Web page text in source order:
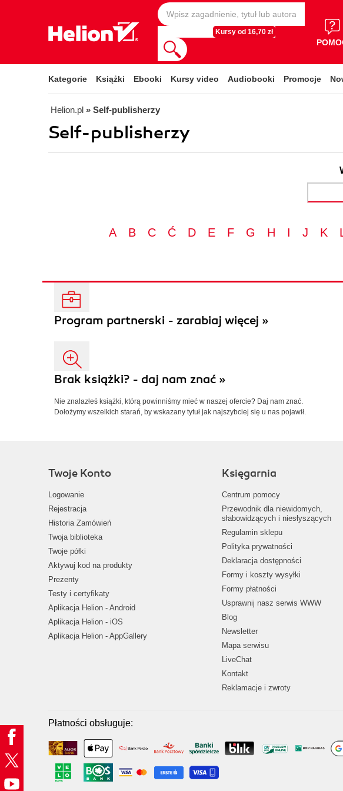
Kursy od 16,70 zł
Kategorie Książki Ebooki Kursy video Audiobooki Promocje
Helion.pl » Self-publisherzy
Self-publisherzy
A B C Ć D E F G H I J K
Program partnerski - zarabiaj więcej »
Brak książki? - daj nam znać »
Nie znalazłeś książki, którą powinniśmy mieć w naszej ofercie? Daj nam znać.
Dołożymy wszelkich starań, by wskazany tytuł jak najszybciej się u nas pojawił.
Twoje Konto
Logowanie
Rejestracja
Historia Zamówień
Twoja biblioteka
Twoje półki
Aktywuj kod na produkty
Prezenty
Testy i certyfikaty
Aplikacja Helion - Android
Aplikacja Helion - iOS
Aplikacja Helion - AppGallery
Księgarnia
Centrum pomocy
Przewodnik dla niewidomych,
słabowidzących i niesłyszących
Regulamin sklepu
Polityka prywatności
Deklaracja dostępności
Formy i koszty wysyłki
Formy płatności
Usprawnij nasz serwis WWW
Blog
Newsletter
Mapa serwisu
LiveChat
Kontakt
Reklamacje i zwroty
Płatności obsługuje: